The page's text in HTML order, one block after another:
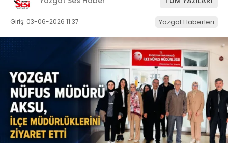
Giriş: 03-06-2026 11:37 Yozgat Haberleri